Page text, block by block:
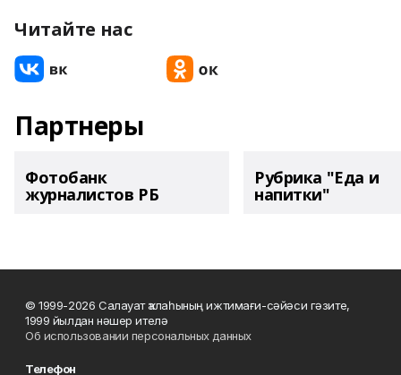
Читайте нас
Партнеры
Фотобанк
журналистов РБ
Рубрика "Еда и
напитки"
© 1999-2026 Салауат ҡалаһының ижтимағи-сәйәси гәзите,
1999 йылдан нәшер ителә
Об использовании персональных данных
Телефон